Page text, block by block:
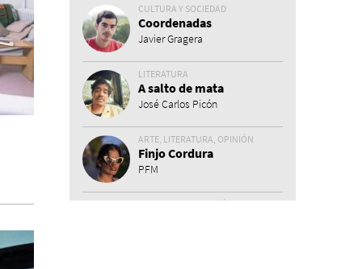
CULTURA Y SOCIEDAD
Coordenadas
Javier Gragera
LITERATURA
A salto de mata
José Carlos Picón
ARTE, LITERATURA, OPINIÓN
Finjo Cordura
PFM
ENTREVISTA, MISCELÁNEA